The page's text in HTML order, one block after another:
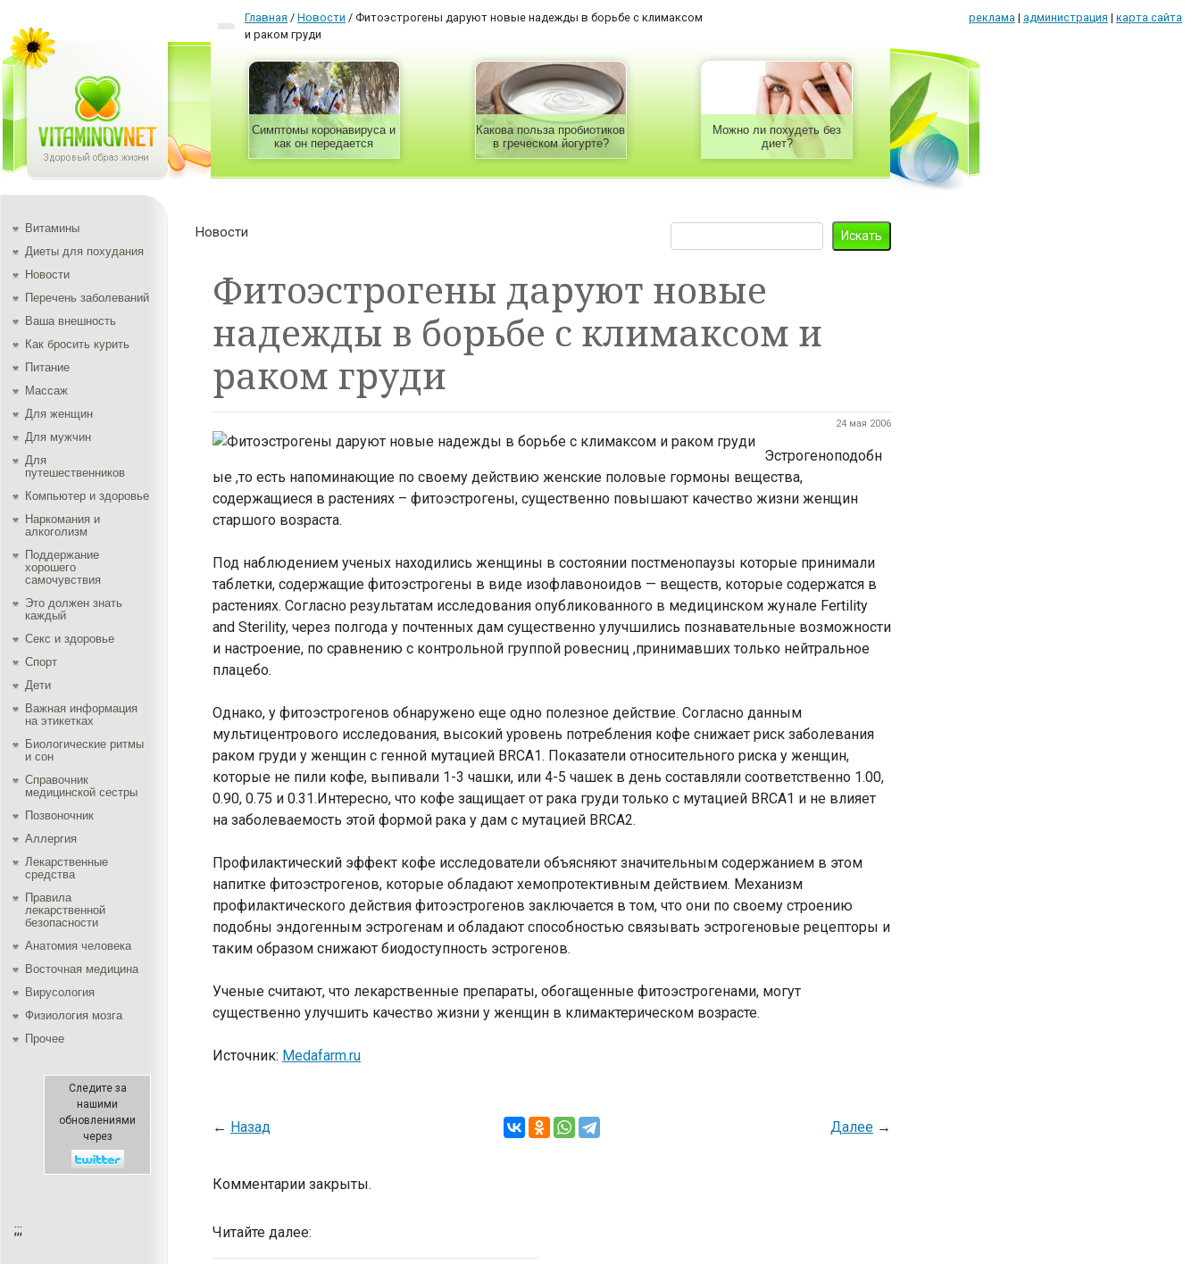
Главная / Новости / Фитоэстрогены даруют новые надежды в борьбе с климаксом
и раком груди
реклама | администрация | карта сайта
Симптомы коронавируса и
как он передается
Какова польза пробиотиков
в греческом йогурте?
Можно ли похудеть без
диет?
Витамины
Диеты для похудания
Новости
Перечень заболеваний
Ваша внешность
Как бросить курить
Питание
Массаж
Для женщин
Для мужчин
Для
путешественников
Компьютер и здоровье
Наркомания и
алкоголизм
Поддержание
хорошего
самочувствия
Это должен знать
каждый
Секс и здоровье
Спорт
Дети
Важная информация
на этикетках
Биологические ритмы
и сон
Справочник
медицинской сестры
Позвоночник
Аллергия
Лекарственные
средства
Правила
лекарственной
безопасности
Aнатомия человека
Восточная медицина
Вирусология
Физиология мозга
Прочее
Следите за
нашими
обновлениями
через
;;;
Новости
Фитоэстрогены даруют новые
надежды в борьбе с климаксом и
раком груди
24 мая 2006
Эстрогеноподобн
ые ,то есть напоминающие по своему действию женские половые гормоны вещества,
содержащиеся в растениях – фитоэстрогены, существенно повышают качество жизни женщин
старшого возраста.
Под наблюдением ученых находились женщины в состоянии постменопаузы которые принимали
таблетки, содержащие фитоэстрогены в виде изофлавоноидов — веществ, которые содержатся в
растениях. Согласно результатам исследования опубликованного в медицинском жунале Fertility
and Sterility, через полгода у почтенных дам существенно улучшились познавательные возможности
и настроение, по сравнению с контрольной группой ровесниц ,принимавших только нейтральное
плацебо.
Однако, у фитоэстрогенов обнаружено еще одно полезное действие. Согласно данным
мультицентрового исследования, высокий уровень потребления кофе снижает риск заболевания
раком груди у женщин с генной мутацией BRCA1. Показатели относительного риска у женщин,
которые не пили кофе, выпивали 1-3 чашки, или 4-5 чашек в день составляли соответственно 1.00,
0.90, 0.75 и 0.31.Интересно, что кофе защищает от рака груди только с мутацией BRCA1 и не влияет
на заболеваемость этой формой рака у дам с мутацией BRCA2.
Профилактический эффект кофе исследователи объясняют значительным содержанием в этом
напитке фитоэстрогенов, которые обладают хемопротективным действием. Механизм
профилактического действия фитоэстрогенов заключается в том, что они по своему строению
подобны эндогенным эстрогенам и обладают способностью связывать эстрогеновые рецепторы и
таким образом снижают биодоступность эстрогенов.
Ученые считают, что лекарственные препараты, обогащенные фитоэстрогенами, могут
существенно улучшить качество жизни у женщин в климактерическом возрасте.
Источник: Medafarm.ru
← Назад Далее→
Комментарии закрыты.
Читайте далее: